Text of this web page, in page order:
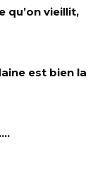
qu’on vieillit,
est bien la